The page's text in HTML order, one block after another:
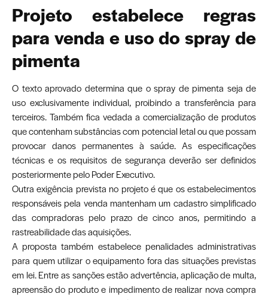
Projeto estabelece regras
para venda e uso do spray de
pimenta
O texto aprovado determina que o spray de pimenta seja de
uso exclusivamente individual, proibindo a transferência para
terceiros. Também fica vedada a comercialização de produtos
que contenham substâncias com potencial letal ou que possam
provocar danos permanentes à saúde. As especificações
técnicas e os requisitos de segurança deverão ser definidos
posteriormente pelo Poder Executivo.
Outra exigência prevista no projeto é que os estabelecimentos
responsáveis pela venda mantenham um cadastro simplificado
das compradoras pelo prazo de cinco anos, permitindo a
rastreabilidade das aquisições.
A proposta também estabelece penalidades administrativas
para quem utilizar o equipamento fora das situações previstas
em lei. Entre as sanções estão advertência, aplicação de multa,
apreensão do produto e impedimento de realizar nova compra